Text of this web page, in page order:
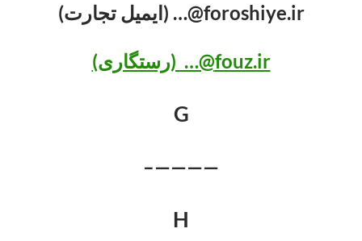
foroshiye.ir@… (ایمیل تجارت)
fouz.ir@… (رستگاری)
G
————–
H